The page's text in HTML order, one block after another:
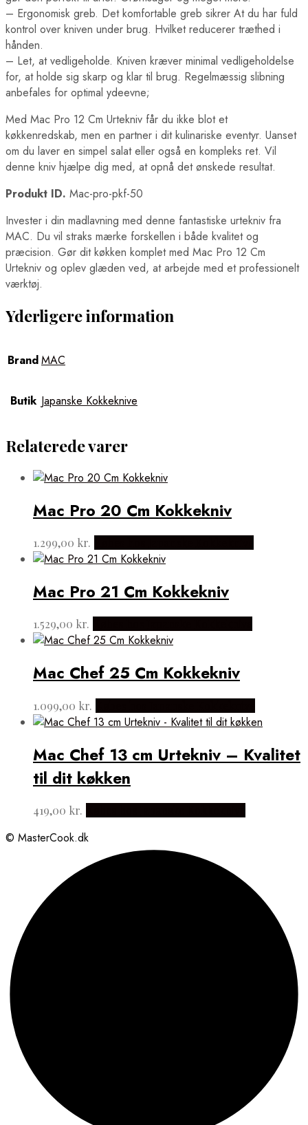
– Ergonomisk greb. Det komfortable greb sikrer At du har fuld
kontrol over kniven under brug. Hvilket reducerer træthed i
hånden.
– Let, at vedligeholde. Kniven kræver minimal vedligeholdelse
for, at holde sig skarp og klar til brug. Regelmæssig slibning
anbefales for optimal ydeevne;
Med Mac Pro 12 Cm Urtekniv får du ikke blot et
køkkenredskab, men en partner i dit kulinariske eventyr. Uanset
om du laver en simpel salat eller også en kompleks ret. Vil
denne kniv hjælpe dig med, at opnå det ønskede resultat.
Produkt ID. Mac-pro-pkf-50
Invester i din madlavning med denne fantastiske urtekniv fra
MAC. Du vil straks mærke forskellen i både kvalitet og
præcision. Gør dit køkken komplet med Mac Pro 12 Cm
Urtekniv og oplev glæden ved, at arbejde med et professionelt
værktøj.
Yderligere information
BrandMAC
Butik Japanske Kokkeknive
Relaterede varer
Mac Pro 20 Cm Kokkekniv
1.299,00 kr.
Mac Pro 21 Cm Kokkekniv
1.529,00 kr.
Mac Chef 25 Cm Kokkekniv
1.099,00 kr.
Mac Chef 13 cm Urtekniv – Kvalitet
til dit køkken
419,00 kr.
© MasterCook.dk